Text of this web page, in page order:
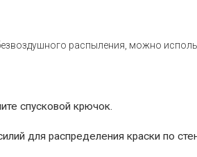
распыления, можно
спусковой крючок.
для распределения краски по